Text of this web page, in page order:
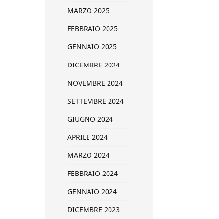
MARZO 2025
FEBBRAIO 2025
GENNAIO 2025
DICEMBRE 2024
NOVEMBRE 2024
SETTEMBRE 2024
GIUGNO 2024
APRILE 2024
MARZO 2024
FEBBRAIO 2024
GENNAIO 2024
DICEMBRE 2023